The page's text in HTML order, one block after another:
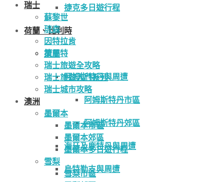
捷克多日遊行程
荷蘭、比利時
荷蘭
阿姆斯特丹與周遭
阿姆斯特丹市區
阿姆斯特丹郊區
海牙及鹿特丹與周遭
烏特勒支與周遭
瑞士
蘇黎世
琉森
因特拉肯
策馬特
瑞士旅遊全攻略
瑞士旅遊入門系列
瑞士城市攻略
澳洲
墨爾本
墨爾本市區
墨爾本郊區
墨爾本多日遊行程
雪梨
雪梨市區